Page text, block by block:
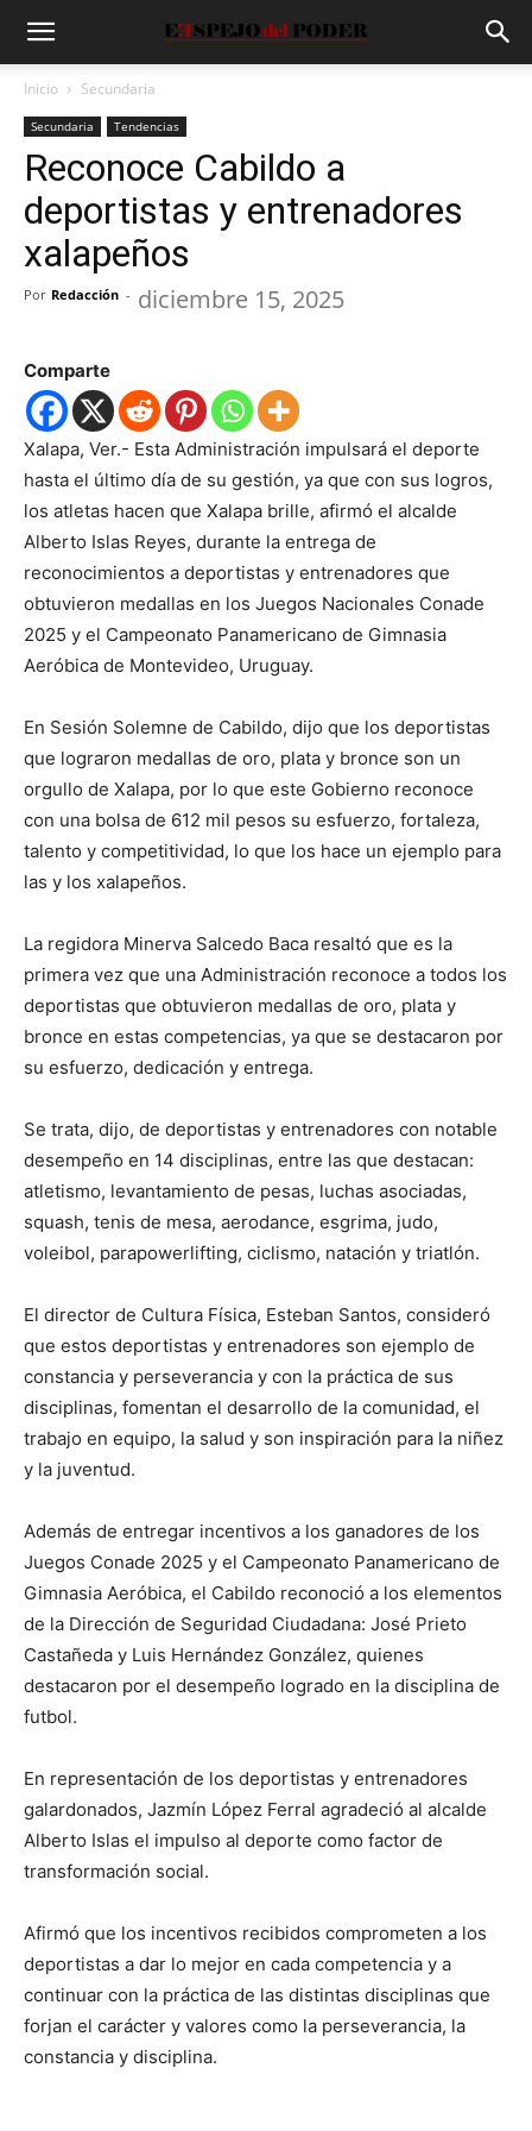
Inicio Secundaria
Secundaria Tendencias
Reconoce Cabildo a
deportistas y entrenadores
xalapeños
Por Redacción - diciembre 15, 2025
Comparte
Xalapa, Ver.- Esta Administración impulsará el deporte
hasta el último día de su gestión, ya que con sus logros,
los atletas hacen que Xalapa brille, afirmó el alcalde
Alberto Islas Reyes, durante la entrega de
reconocimientos a deportistas y entrenadores que
obtuvieron medallas en los Juegos Nacionales Conade
2025 y el Campeonato Panamericano de Gimnasia
Aeróbica de Montevideo, Uruguay.
En Sesión Solemne de Cabildo, dijo que los deportistas
que lograron medallas de oro, plata y bronce son un
orgullo de Xalapa, por lo que este Gobierno reconoce
con una bolsa de 612 mil pesos su esfuerzo, fortaleza,
talento y competitividad, lo que los hace un ejemplo para
las y los xalapeños.
La regidora Minerva Salcedo Baca resaltó que es la
primera vez que una Administración reconoce a todos los
deportistas que obtuvieron medallas de oro, plata y
bronce en estas competencias, ya que se destacaron por
su esfuerzo, dedicación y entrega.
Se trata, dijo, de deportistas y entrenadores con notable
desempeño en 14 disciplinas, entre las que destacan:
atletismo, levantamiento de pesas, luchas asociadas,
squash, tenis de mesa, aerodance, esgrima, judo,
voleibol, parapowerlifting, ciclismo, natación y triatlón.
El director de Cultura Física, Esteban Santos, consideró
que estos deportistas y entrenadores son ejemplo de
constancia y perseverancia y con la práctica de sus
disciplinas, fomentan el desarrollo de la comunidad, el
trabajo en equipo, la salud y son inspiración para la niñez
y la juventud.
Además de entregar incentivos a los ganadores de los
Juegos Conade 2025 y el Campeonato Panamericano de
Gimnasia Aeróbica, el Cabildo reconoció a los elementos
de la Dirección de Seguridad Ciudadana: José Prieto
Castañeda y Luis Hernández González, quienes
destacaron por el desempeño logrado en la disciplina de
futbol.
En representación de los deportistas y entrenadores
galardonados, Jazmín López Ferral agradeció al alcalde
Alberto Islas el impulso al deporte como factor de
transformación social.
Afirmó que los incentivos recibidos comprometen a los
deportistas a dar lo mejor en cada competencia y a
continuar con la práctica de las distintas disciplinas que
forjan el carácter y valores como la perseverancia, la
constancia y disciplina.